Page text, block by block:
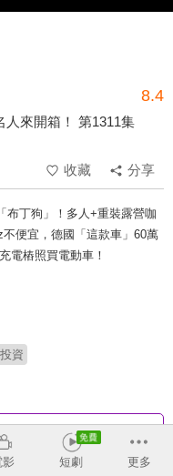
8.4
人來開箱！ 第1311集
收藏
分享
布丁狗」！多人+重裝露營咖
便宜，德國「這款車」60萬
電樁照買電動車！
投資
影 短劇 更多